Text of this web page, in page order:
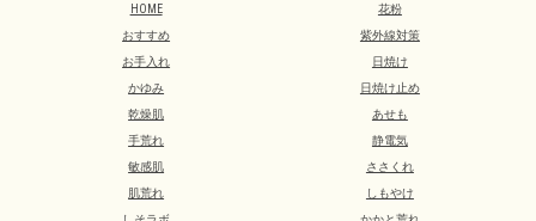
HOME
おすすめ
お手入れ
かゆみ
乾燥肌
手荒れ
敏感肌
肌荒れ
花粉
紫外線対策
日焼け
日焼け止め
あせも
静電気
ささくれ
しもやけ